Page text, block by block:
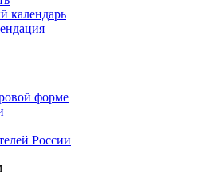
календарь
форме
России